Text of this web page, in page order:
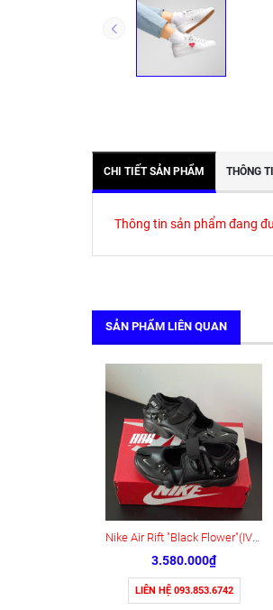
CHI TIẾT SẢN PHẨM THÔNG
Thông tin sản phẩm đang
SẢN PHẨM LIÊN QUAN
Nike Air Rift "Black Flower"(IV5682-001)
3.580.000₫
LIÊN HỆ 093.853.6742